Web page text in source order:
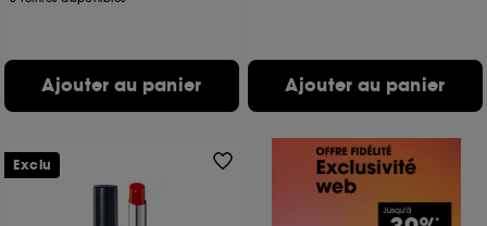
Ajouter au panier Ajouter au panier
Exclu